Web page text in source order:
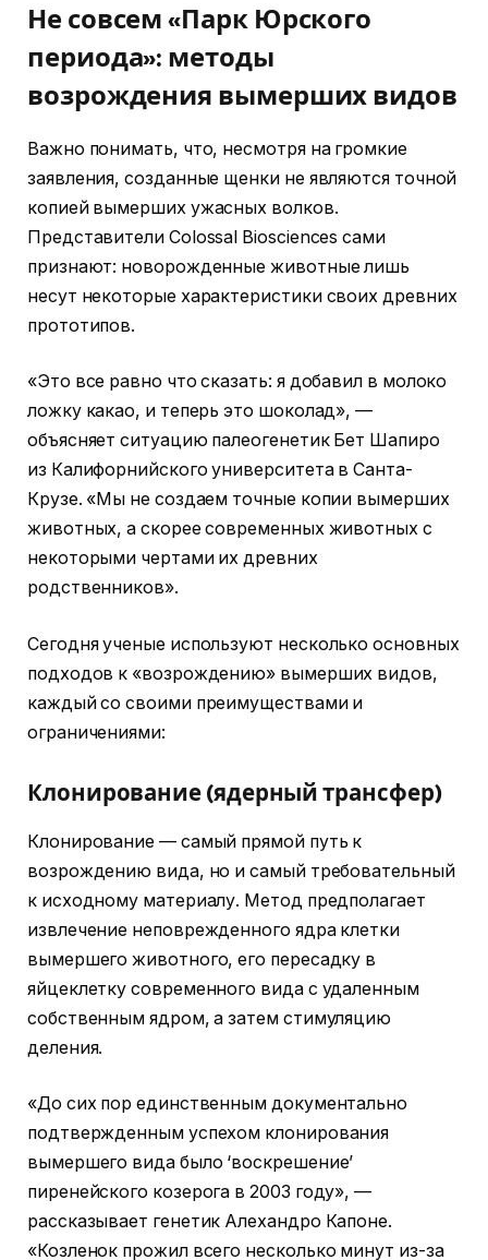
Не совсем «Парк Юрского
периода»: методы
возрождения вымерших видов
Важно понимать, что, несмотря на громкие
заявления, созданные щенки не являются точной
копией вымерших ужасных волков.
Представители Colossal Biosciences сами
признают: новорожденные животные лишь
несут некоторые характеристики своих древних
прототипов.
«Это все равно что сказать: я добавил в молоко
ложку какао, и теперь это шоколад», —
объясняет ситуацию палеогенетик Бет Шапиро
из Калифорнийского университета в Санта-
Крузе. «Мы не создаем точные копии вымерших
животных, а скорее современных животных с
некоторыми чертами их древних
родственников».
Сегодня ученые используют несколько основных
подходов к «возрождению» вымерших видов,
каждый со своими преимуществами и
ограничениями:
Клонирование (ядерный трансфер)
Клонирование — самый прямой путь к
возрождению вида, но и самый требовательный
к исходному материалу. Метод предполагает
извлечение неповрежденного ядра клетки
вымершего животного, его пересадку в
яйцеклетку современного вида с удаленным
собственным ядром, а затем стимуляцию
деления.
«До сих пор единственным документально
подтвержденным успехом клонирования
вымершего вида было ‘воскрешение’
пиренейского козерога в 2003 году», —
рассказывает генетик Алехандро Капоне.
«Козленок прожил всего несколько минут из-за